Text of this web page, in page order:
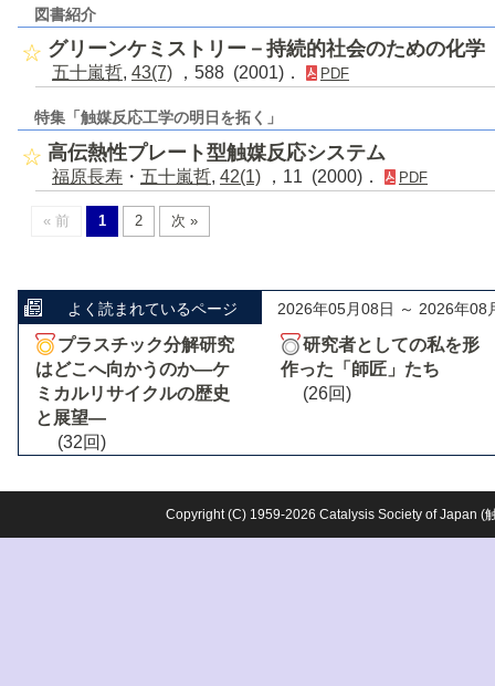
図書紹介
グリーンケミストリー－持続的社会のための化学
五十嵐哲, 43(7) ，588 (2001)． PDF
特集「触媒反応工学の明日を拓く」
高伝熱性プレート型触媒反応システム
福原長寿 ・ 五十嵐哲, 42(1) ，11 (2000)． PDF
« 前 1 2 次 »
よく読まれているページ 2026年05月08日 ～ 2026年08
プラスチック分解研究
はどこへ向かうのか―ケ
ミカルリサイクルの歴史
と展望―
(32回)
研究者としての私を形
作った「師匠」たち
(26回)
Copyright (C) 1959-2026 Catalysis Society of Japan (